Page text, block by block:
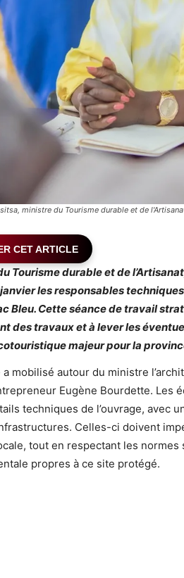
ministre du Tourisme durable et de
CET ARTICLE
Tourisme durable et de
les responsables
Bleu. Cette séance de travail
des travaux et à lever les
majeur pour la
mobilisé autour du ministre
Eugène Bourdette. Les
techniques de l’ouvrage, avec
Celles-ci doivent
tout en respectant les normes
propres à ce site protégé.